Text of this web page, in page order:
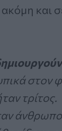
και
στον
τρίτος.